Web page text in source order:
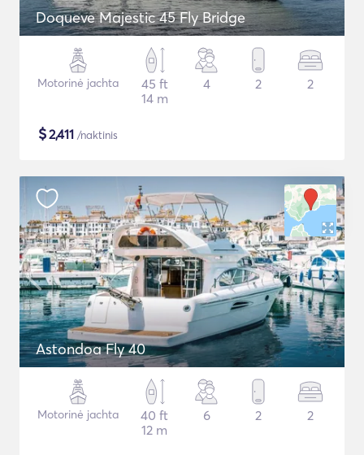
Doqueve Majestic 45 Fly Bridge
Motorinė jachta
45 ft
14 m
4 2 2
$2,411 /naktinis
Astondoa Fly 40
Motorinė jachta
40 ft
12 m
6 2 2